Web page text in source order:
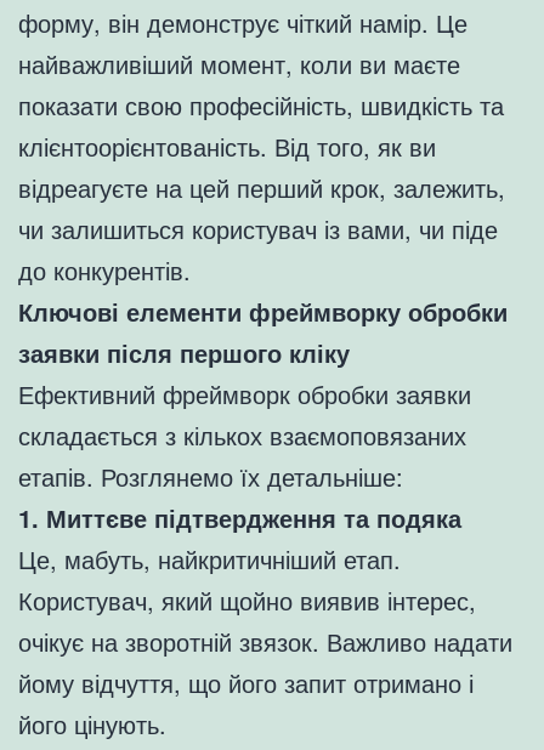
форму, він демонструє чіткий намір. Це
найважливіший момент, коли ви маєте
показати свою професійність, швидкість та
клієнтоорієнтованість. Від того, як ви
відреагуєте на цей перший крок, залежить,
чи залишиться користувач із вами, чи піде
до конкурентів.
Ключові елементи фреймворку обробки
заявки після першого кліку
Ефективний фреймворк обробки заявки
складається з кількох взаємоповязаних
етапів. Розглянемо їх детальніше:
1. Миттєве підтвердження та подяка
Це, мабуть, найкритичніший етап.
Користувач, який щойно виявив інтерес,
очікує на зворотній звязок. Важливо надати
йому відчуття, що його запит отримано і
його цінують.